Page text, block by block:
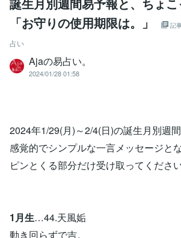
「お守りの使用期限は。」
記
占い
Ajaの易占い。
2024/01/28 01:58
2024年1/29(月)～2/4(日)の誕生月別週間
感覚的でシンプルな一言メッセージとな
ピンとくる部分だけ受け取ってください
1月生…44.天風姤
動き回らずで吉。